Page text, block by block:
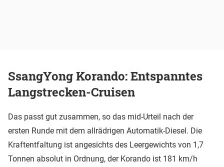
SsangYong Korando: Entspanntes
Langstrecken-Cruisen
Das passt gut zusammen, so das mid-Urteil nach der
ersten Runde mit dem allrädrigen Automatik-Diesel. Die
Kraftentfaltung ist angesichts des Leergewichts von 1,7
Tonnen absolut in Ordnung, der Korando ist 181 km/h